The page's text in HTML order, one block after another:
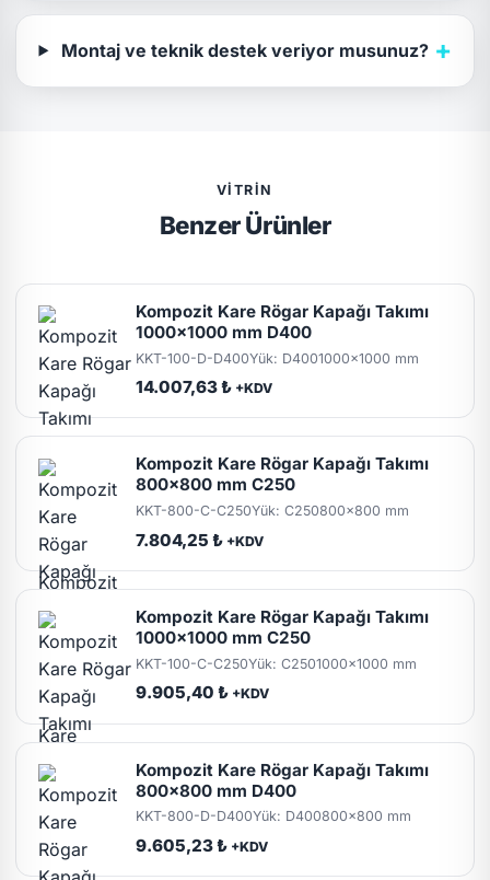
Montaj ve teknik destek veriyor musunuz? +
VITRIN
Benzer Ürünler
Kompozit Kare Rögar Kapağı Takımı
1000x1000 mm D400
KKT-100-D-D400Yük: D4001000x1000 mm
14.007,63 ₺ +KDV
Kompozit Kare Rögar Kapağı Takımı
800x800 mm C250
KKT-800-C-C250Yük: C250800x800 mm
7.804,25 ₺ +KDV
Kompozit Kare Rögar Kapağı Takımı
1000x1000 mm C250
KKT-100-C-C250Yük: C2501000x1000 mm
9.905,40 ₺ +KDV
Kompozit Kare Rögar Kapağı Takımı
800x800 mm D400
KKT-800-D-D400Yük: D400800x800 mm
9.605,23 ₺ +KDV